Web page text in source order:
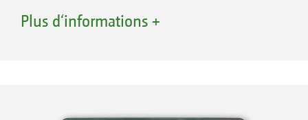
commande sont disponibles pour le pilotage
pente. Le système facilite alors le travail du
Plus d‘informations +